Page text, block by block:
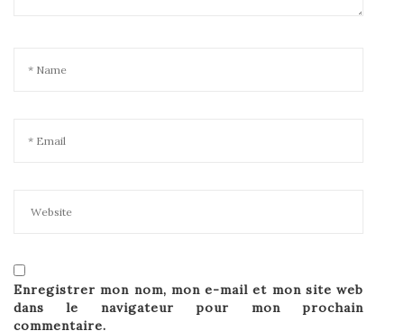
Enregistrer mon nom, mon e-mail et mon site web
dans le navigateur pour mon prochain
commentaire.